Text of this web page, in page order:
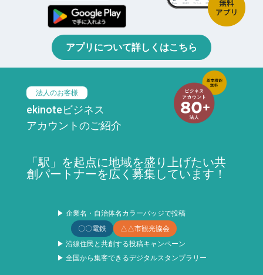
アプリについて詳しくはこちら
法人のお客様
ekinoteビジネス
アカウントのご紹介
「駅」を起点に地域を盛り上げたい共
創パートナーを広く募集しています！
▶ 企業名・自治体名カラーバッジで投稿
〇〇電鉄
△△市観光協会
▶ 沿線住民と共創する投稿キャンペーン
▶ 全国から集客できるデジタルスタンプラリー